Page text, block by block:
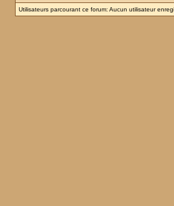
Utilisateurs parcourant ce forum: Aucun utilisateur